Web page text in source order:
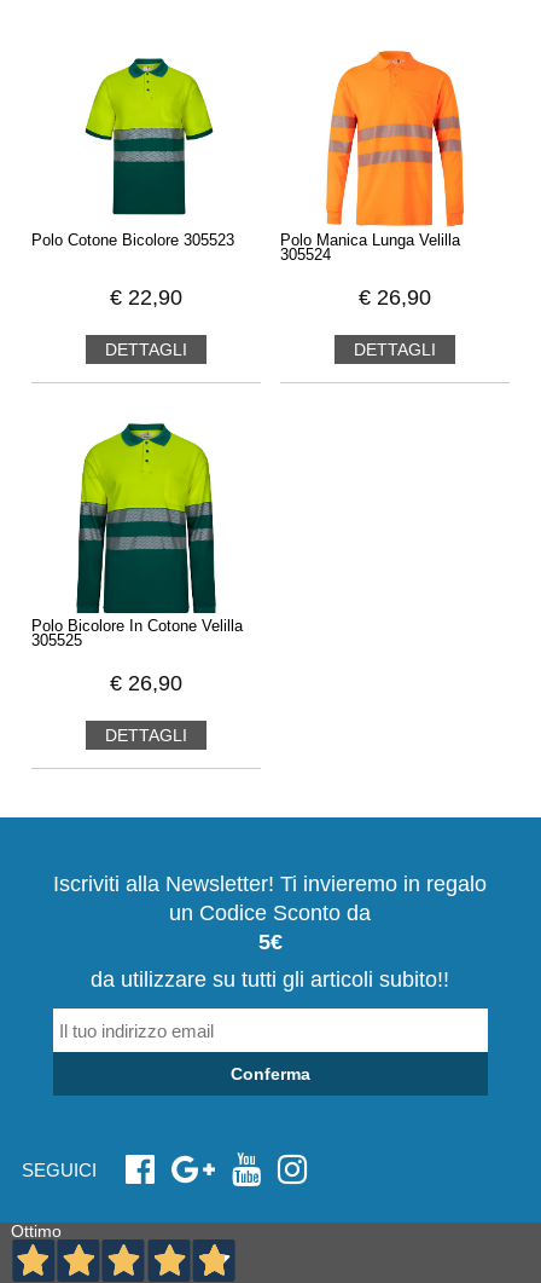
Polo Cotone Bicolore 305523
€ 22,90
DETTAGLI
Polo Manica Lunga Velilla
305524
€ 26,90
DETTAGLI
Polo Bicolore In Cotone Velilla
305525
€ 26,90
DETTAGLI
Iscriviti alla Newsletter! Ti invieremo in regalo
un Codice Sconto da
5€
da utilizzare su tutti gli articoli subito!!
Conferma
SEGUICI
Ottimo